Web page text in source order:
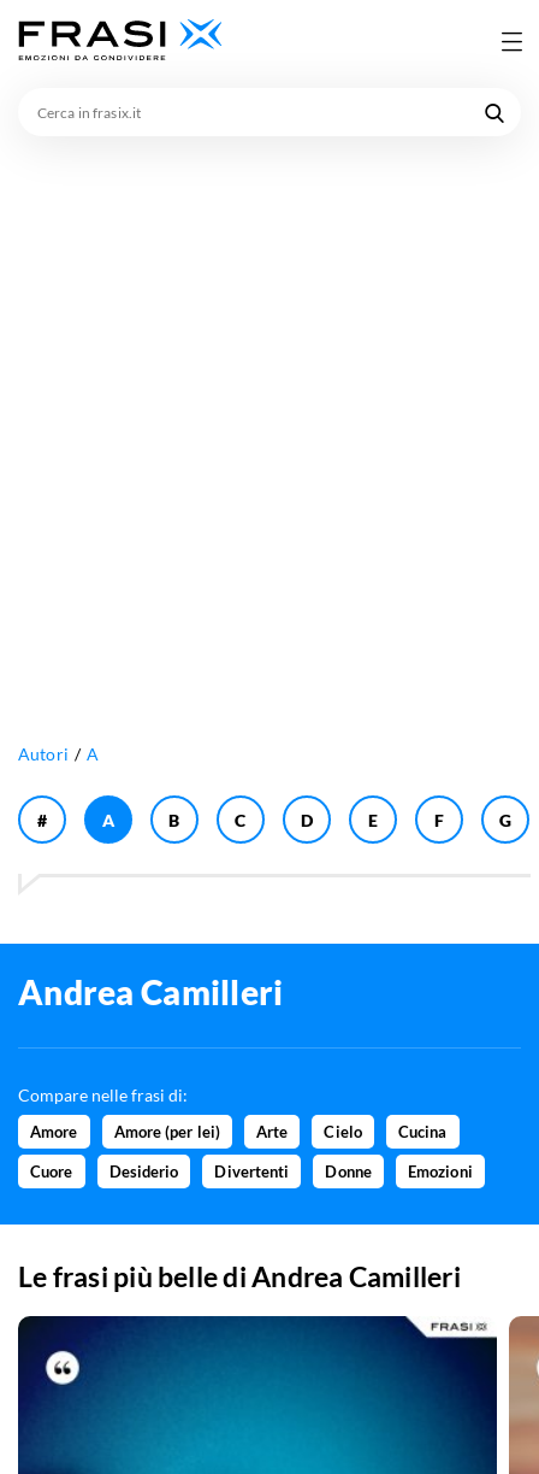
Autori A
# A B C D E F G
Andrea Camilleri
Compare nelle frasi di:
Amore Amore (per lei) Arte Cielo Cucina
Cuore Desiderio Divertenti Donne Emozioni
Le frasi più belle diAndrea Camilleri